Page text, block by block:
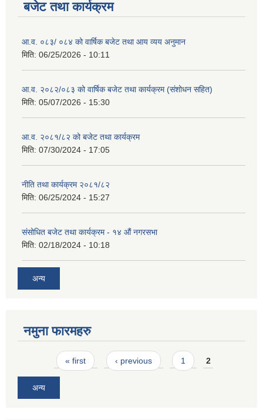
बजेट तथा कार्यक्रम
आ.व. ०८३/ ०८४ को वार्षिक बजेट तथा आय व्यय अनुमान
मिति: 06/25/2026 - 10:11
आ.व. २०८२/०८३ को वार्षिक बजेट तथा कार्यक्रम (संशोधन सहित)
मिति: 05/07/2026 - 15:30
आ.व. २०८१/८२ को बजेट तथा कार्यक्रम
मिति: 07/30/2024 - 17:05
नीति तथा कार्यक्रम २०८१/८२
मिति: 06/25/2024 - 15:27
संसोधित बजेट तथा कार्यक्रम - १४ औं नगरसभा
मिति: 02/18/2024 - 10:18
अन्य
नमुना फारमहरु
Pages« first ‹ previous 1 2
अन्य